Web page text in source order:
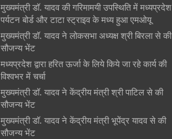
मुख्यमंत्री डॉ. यादव की गरिमामयी उपस्थिति में मध्यप्रदेश
पर्यटन बोर्ड और टाटा स्ट्राइव के मध्य हुआ एमओयू
मुख्यमंत्री डॉ. यादव ने लोकसभा अध्यक्ष श्री बिरला से की
सौजन्य भेंट
मध्यप्रदेश द्वारा हरित ऊर्जा के लिये किये जा रहे कार्य की
विश्वभर में चर्चा
मुख्यमंत्री डॉ. यादव ने केंद्रीय मंत्री श्री पाटिल से की
सौजन्य भेंट
मुख्यमंत्री डॉ. यादव ने केंद्रीय मंत्री भूपेंद्र यादव से की
सौजन्य भेंट